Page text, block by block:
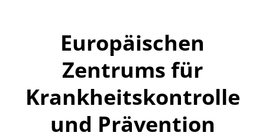
Europäischen
Zentrums für
Krankheitskontrolle
und Prävention